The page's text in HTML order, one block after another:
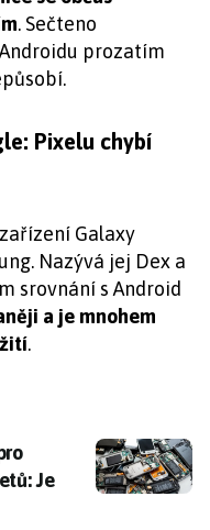
. Sečteno
prozatím
Pixelu chybí
Galaxy
Nazývá jej Dex a
srovnání s Android
a je mnohem
.
bezmála 50
Je